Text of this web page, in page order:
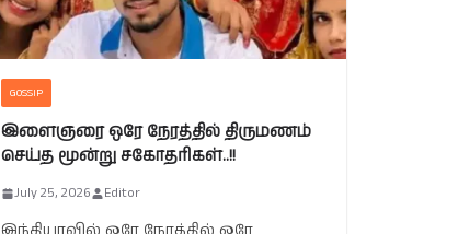
GOSSIP
இளைஞரை ஒரே நேரத்தில் திருமணம்
செய்த மூன்று சகோதரிகள்..!!
July 25, 2026 Editor